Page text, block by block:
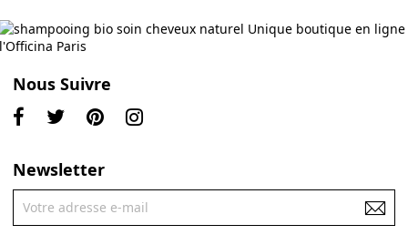
Nous Suivre
Newsletter